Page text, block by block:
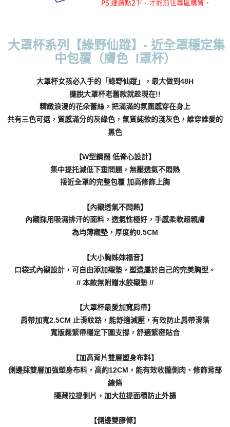
宅配
每筆NT$70，滿NT$799(含以上)免運費
每筆NT$110，滿NT$1,000(含以上)免運費
大罩杯系列【綠野仙蹤】- 近全罩穩定集
中包覆（膚色 I罩杯）
大罩杯女孩必入手的「綠野仙蹤」，最大做到48H
擺脫大罩杯老舊款就趁現在!!
精緻浪漫的花朵蕾絲，把滿滿的氛圍感穿在身上
共有三色可選，質感滿分的灰綠色，氣質純欲的淺灰色，誰穿誰愛的
黑色
【W型鋼圈 低脊心設計】
集中提托減低下垂問題，無壓透氣不悶熱
接近全罩的完整包覆 加高修飾上胸
【內襯透氣不悶熱】
內襯採用吸濕排汗的面料，透氣性極好，手感柔軟超親膚
為均薄襯墊，厚度約0.5CM
【大小胸姊妹福音】
口袋式內襯設計，可自由添加襯墊，塑造屬於自己的完美胸型。
// 本款無附贈水餃襯墊 //
【大罩杯最愛加寬肩帶】
肩帶加寬2.5CM 止滑紋路，能舒適減壓，有效防止肩帶滑落
寬版鬆緊帶穩定下圍支撐，舒適緊密貼合
【加高背片雙層塑身布料】
側邊採雙層加強塑身布料，高約12CM，能有效收攏側肉、修飾背部
線條
隱藏拉提側片，加大拉提面積防止外擴
【側邊雙膠條】